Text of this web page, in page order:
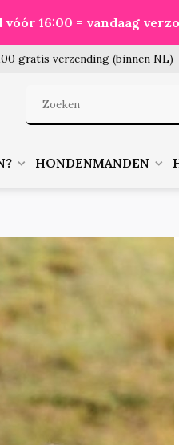
vóór 16:00 = vandaag
gratis verzending (binnen NL)
HONDENMANDEN